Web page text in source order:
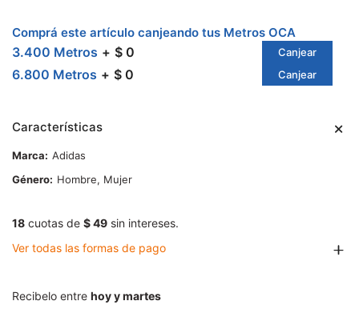
Comprá este artículo canjeando tus Metros OCA
3.400 Metros $ 0 Canjear
6.800 Metros $ 0 Canjear
Características
Marca
Adidas
Género
Hombre, Mujer
18 cuotas de $ 49 sin intereses.
Ver todas las formas de pago
Recibelo entre hoy y martes